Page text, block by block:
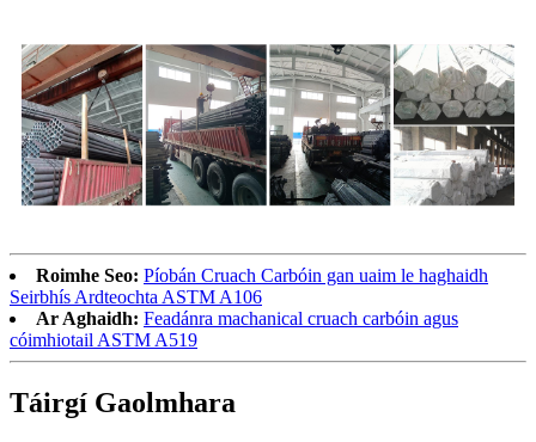
Roimhe Seo: Píobán Cruach Carbóin gan uaim le haghaidh
Seirbhís Ardteochta ASTM A106
Ar Aghaidh: Feadánra machanical cruach carbóin agus
cóimhiotail ASTM A519
Táirgí Gaolmhara